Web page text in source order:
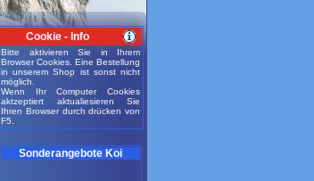
Cookie - Info
Bitte aktivieren Sie in Ihrem
Browser Cookies. Eine Bestellung
in unserem Shop ist sonst nicht
möglich.
Wenn Ihr Computer Cookies
aktzeptiert aktualiesieren Sie
Ihren Browser durch drücken von
F5.
Sonderangebote Koi